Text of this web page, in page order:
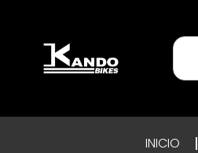
INICIO